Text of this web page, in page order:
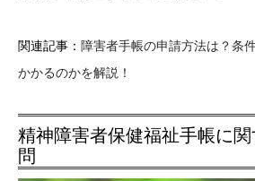
関連記事： 障害者手帳の申請方法は？条
かかるのかを解説！
精神障害者保健福祉手帳に
問